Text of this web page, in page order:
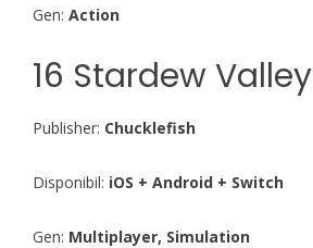
Gen: Action
16 Stardew Valley
Publisher: Chucklefish
Disponibil: iOS + Android + Switch
Gen: Multiplayer, Simulation